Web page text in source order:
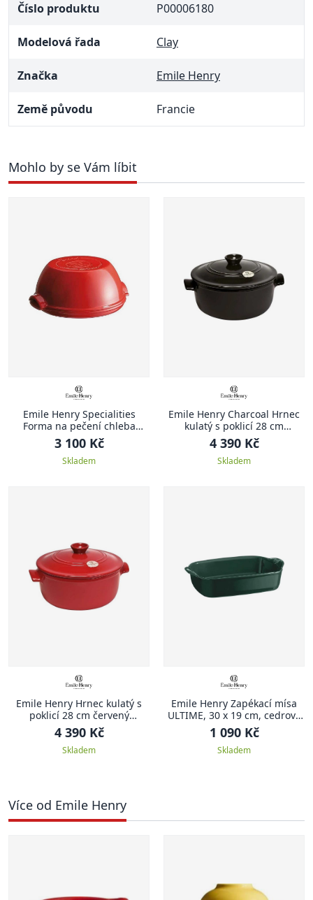
Číslo produktu P00006180
Modelová řada Clay
Značka Emile Henry
Země původu Francie
Mohlo by se Vám líbit
Emile Henry Specialities
Forma na pečení chleba
Specialities 32,5 x 29,5 cm
červená Burgundy
3 100 Kč
Skladem
Emile Henry Charcoal Hrnec
kulatý s poklicí 28 cm
antracitový Charcoal
4 390 Kč
Skladem
Emile Henry Hrnec kulatý s
poklicí 28 cm červený
Burgundy
4 390 Kč
Skladem
Emile Henry Zapékací mísa
ULTIME, 30 x 19 cm, cedrově
zelená
1 090 Kč
Skladem
Více od Emile Henry